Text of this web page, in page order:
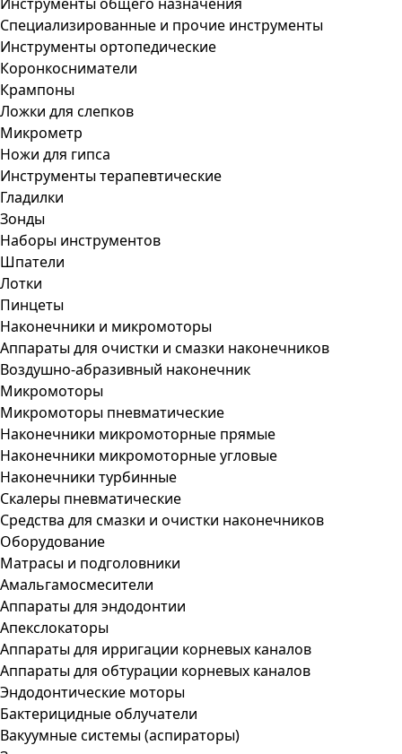
Специализированные и прочие инструменты
Инструменты ортопедические
Коронкосниматели
Крампоны
Ложки для слепков
Микрометр
Ножи для гипса
Инструменты терапевтические
Гладилки
Зонды
Наборы инструментов
Шпатели
Лотки
Пинцеты
Наконечники и микромоторы
Аппараты для очистки и смазки наконечников
Воздушно-абразивный наконечник
Микромоторы
Микромоторы пневматические
Наконечники микромоторные прямые
Наконечники микромоторные угловые
Наконечники турбинные
Скалеры пневматические
Средства для смазки и очистки наконечников
Оборудование
Матрасы и подголовники
Амальгамосмесители
Аппараты для эндодонтии
Апекслокаторы
Аппараты для ирригации корневых каналов
Аппараты для обтурации корневых каналов
Эндодонтические моторы
Бактерицидные облучатели
Вакуумные системы (аспираторы)